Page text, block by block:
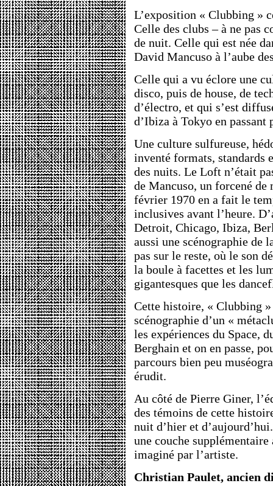
L’exposition « Clubbing »
Celle des clubs – à ne pas
de nuit. Celle qui est née
David Mancuso à l’aube
Celle qui a vu éclore une
disco, puis de house, de
d’électro, et qui s’est
d’Ibiza à Tokyo en
Une culture sulfureuse,
inventé formats, standards
des nuits. Le Loft n’était
de Mancuso, un forcené
février 1970 en a fait le
inclusives avant l’heure.
Detroit, Chicago, Ibiza,
aussi une scénographie de
pas sur le reste, où le son
la boule à facettes et les
gigantesques que les
Cette histoire, « Clubbing
scénographie d’un «
les expériences du Space,
Berghain et on en passe,
parcours bien peu
érudit.
Au côté de Pierre Giner,
des témoins de cette
nuit d’hier et
une couche
imaginé par l’artiste.
Christian Paulet, ancien